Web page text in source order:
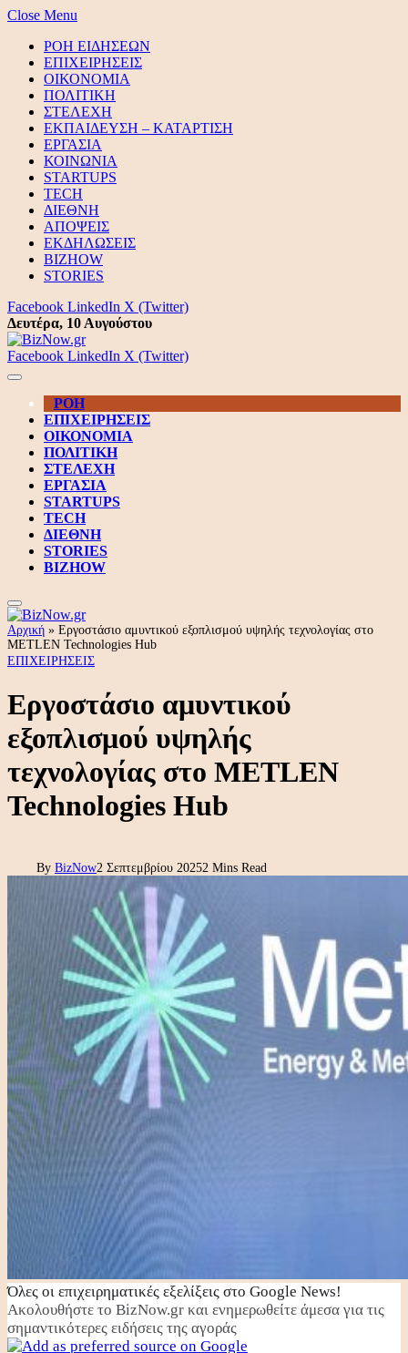
Close Menu
ΡΟΗ ΕΙΔΗΣΕΩΝ
ΕΠΙΧΕΙΡΗΣΕΙΣ
ΟΙΚΟΝΟΜΙΑ
ΠΟΛΙΤΙΚΗ
ΣΤΕΛΕΧΗ
ΕΚΠΑΙΔΕΥΣΗ – ΚΑΤΑΡΤΙΣΗ
ΕΡΓΑΣΙΑ
ΚΟΙΝΩΝΙΑ
STARTUPS
TECH
ΔΙΕΘΝΗ
ΑΠΟΨΕΙΣ
ΕΚΔΗΛΩΣΕΙΣ
BIZHOW
STORIES
Facebook LinkedIn X (Twitter)
Δευτέρα, 10 Αυγούστου
Facebook LinkedIn X (Twitter)
ΡΟΗ
ΕΠΙΧΕΙΡΗΣΕΙΣ
ΟΙΚΟΝΟΜΙΑ
ΠΟΛΙΤΙΚΗ
ΣΤΕΛΕΧΗ
ΕΡΓΑΣΙΑ
STARTUPS
TECH
ΔΙΕΘΝΗ
STORIES
BIZHOW
Αρχική » Εργοστάσιο αμυντικού εξοπλισμού υψηλής τεχνολογίας στο
METLEN Technologies Hub
ΕΠΙΧΕΙΡΗΣΕΙΣ
Εργοστάσιο αμυντικού
εξοπλισμού υψηλής
τεχνολογίας στο METLEN
Technologies Hub
By BizNow2 Σεπτεμβρίου 20252 Mins Read
Όλες οι επιχειρηματικές εξελίξεις στο Google News!
Ακολουθήστε το BizNow.gr και ενημερωθείτε άμεσα για τις
σημαντικότερες ειδήσεις της αγοράς